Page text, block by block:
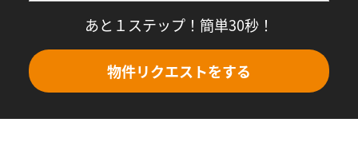
あと１ステップ！簡単30秒！
物件リクエストをする